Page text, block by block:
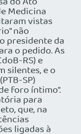
Medicina
vistas
não
presidente da
o pedido. As
RS) e
silentes, e o
SP)
foro íntimo”.
para
que, na
ligadas à